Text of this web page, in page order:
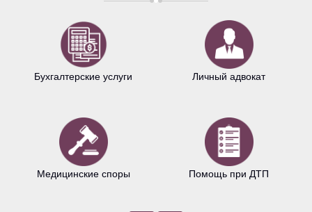
Бухгалтерские услуги
Медицинские споры
Личный адвокат
Помощь при ДТП